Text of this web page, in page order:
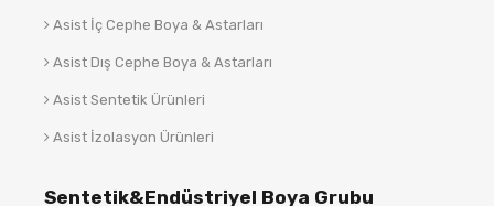
Asist İç Cephe Boya & Astarları
Asist Dış Cephe Boya & Astarları
Asist Sentetik Ürünleri
Asist İzolasyon Ürünleri
Sentetik&Endüstriyel Boya Grubu